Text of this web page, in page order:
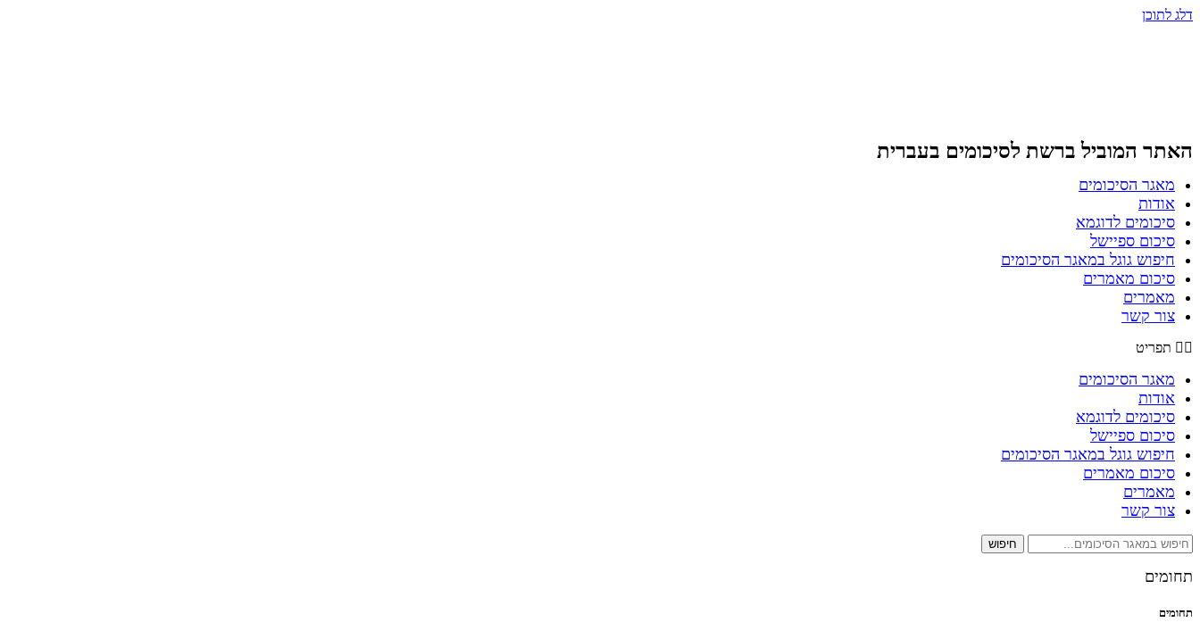
דלג לתוכן
האתר המוביל ברשת לסיכומים בעברית
מאגר הסיכומים
אודות
סיכומים לדוגמא
סיכום ספיישל
חיפוש גוגל במאגר הסיכומים
סיכום מאמרים
מאמרים
צור קשר
תפריט
מאגר הסיכומים
אודות
סיכומים לדוגמא
סיכום ספיישל
חיפוש גוגל במאגר הסיכומים
סיכום מאמרים
מאמרים
צור קשר
חיפוש
תחומים
תחומים